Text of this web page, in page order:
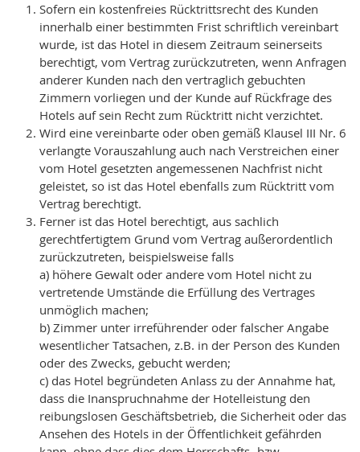
Sofern ein kostenfreies Rücktrittsrecht des Kunden
innerhalb einer bestimmten Frist schriftlich vereinbart
wurde, ist das Hotel in diesem Zeitraum seinerseits
berechtigt, vom Vertrag zurückzutreten, wenn Anfragen
anderer Kunden nach den vertraglich gebuchten
Zimmern vorliegen und der Kunde auf Rückfrage des
Hotels auf sein Recht zum Rücktritt nicht verzichtet.
Wird eine vereinbarte oder oben gemäß Klausel III Nr. 6
verlangte Vorauszahlung auch nach Verstreichen einer
vom Hotel gesetzten angemessenen Nachfrist nicht
geleistet, so ist das Hotel ebenfalls zum Rücktritt vom
Vertrag berechtigt.
Ferner ist das Hotel berechtigt, aus sachlich
gerechtfertigtem Grund vom Vertrag außerordentlich
zurückzutreten, beispielsweise falls
a) höhere Gewalt oder andere vom Hotel nicht zu
vertretende Umstände die Erfüllung des Vertrages
unmöglich machen;
b) Zimmer unter irreführender oder falscher Angabe
wesentlicher Tatsachen, z.B. in der Person des Kunden
oder des Zwecks, gebucht werden;
c) das Hotel begründeten Anlass zu der Annahme hat,
dass die Inanspruchnahme der Hotelleistung den
reibungslosen Geschäftsbetrieb, die Sicherheit oder das
Ansehen des Hotels in der Öffentlichkeit gefährden